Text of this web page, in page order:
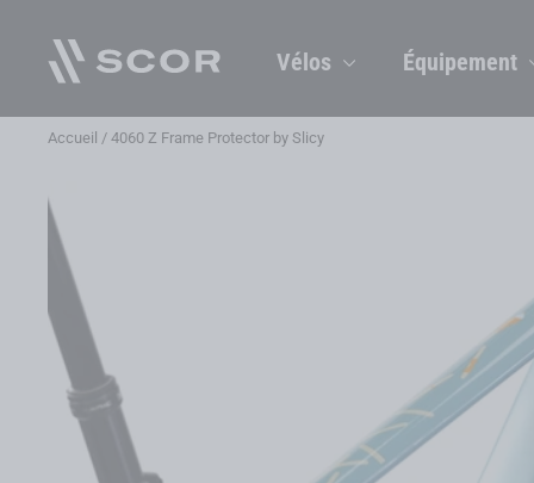
contenu
Vélos Équipement
Accueil / 4060 Z Frame Protector by Slicy